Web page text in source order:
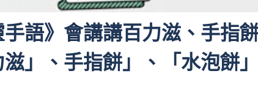
語》會講講百力滋、手指
」、手指餅」、「水泡餅